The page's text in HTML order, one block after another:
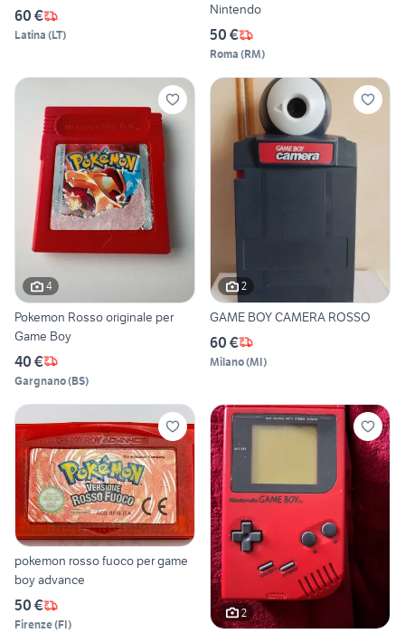
60 €
Latina (LT)
Nintendo
50 €
Roma (RM)
4
Pokemon Rosso originale per
Game Boy
40 €
Gargnano(BS)
2
GAME BOY CAMERA ROSSO
60 €
Milano(MI)
pokemon rosso fuoco per game
boy advance
50 €
Firenze(FI)
2